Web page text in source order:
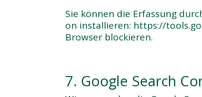
Sie können die Erfassung
on installieren: https://
Browser blockieren.
7. Google Search